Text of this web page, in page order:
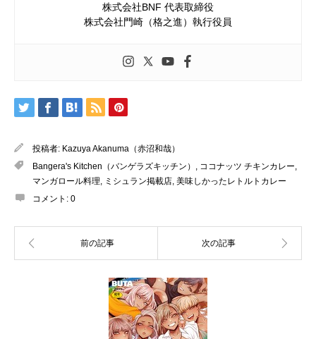
株式会社BNF 代表取締役
株式会社門崎（格之進）執行役員
投稿者: Kazuya Akanuma（赤沼和哉）
Bangera's Kitchen（バンゲラズキッチン）
ココナッツ チキンカレー
マンガロール料理
ミシュラン掲載店 美味しかったレトルトカレー
コメント: 0